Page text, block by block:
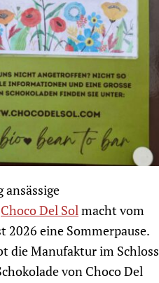
ansässige
Choco Del Solmacht vom
2026 eine Sommerpause.
die Manufaktur im Schloss
von Choco Del